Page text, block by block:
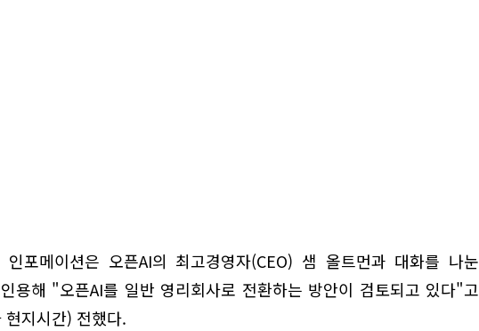
포메이션은 오픈AI의 최고경영자(CEO) 샘 올트먼과 대화를 나눈
용해 "오픈AI를 일반 영리회사로 전환하는 방안이 검토되고 있다"고
지시간) 전했다.